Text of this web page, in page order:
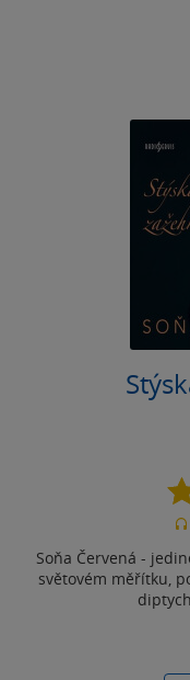
Soňa Červená -
světovém měřítku,